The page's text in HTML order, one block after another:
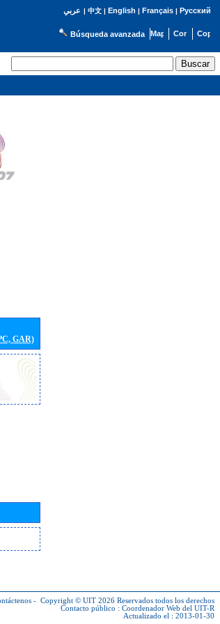
عربي | 中文| English | Français| Русский
Búsqueda avanzada
GAR)
- Copyright © UIT 2026 Reservados todos los derechos
Contacto público : Coordenador Web del UIT-R
Actualizado el : 2013-01-30